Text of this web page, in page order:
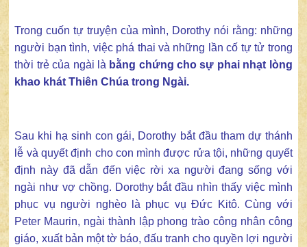
Trong cuốn tự truyện của mình, Dorothy nói rằng: những
người bạn tình, việc phá thai và những lần cố tự tử trong
thời trẻ của ngài là bằng chứng cho sự phai nhạt lòng
khao khát Thiên Chúa trong Ngài.
Sau khi hạ sinh con gái, Dorothy bắt đầu tham dự thánh
lễ và quyết định cho con mình được rửa tội, những quyết
định này đã dẫn đến việc rời xa người đang sống với
ngài như vợ chồng. Dorothy bắt đầu nhìn thấy việc mình
phục vụ người nghèo là phục vụ Đức Kitô. Cùng với
Peter Maurin, ngài thành lập phong trào công nhân công
giáo, xuất bản một tờ báo, đấu tranh cho quyền lợi người